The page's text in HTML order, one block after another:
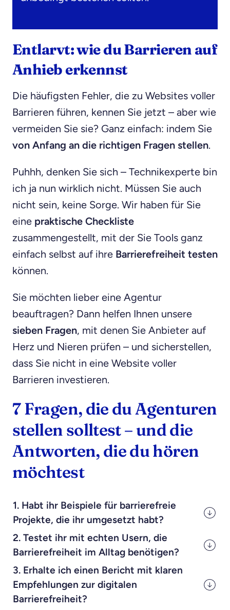
Entlarvt: wie du Barrieren auf
Anhieb erkennst
Die häufigsten Fehler, die zu Websites voller
Barrieren führen, kennen Sie jetzt – aber wie
vermeiden Sie sie? Ganz einfach: indem Sie
von Anfang an die richtigen Fragen stellen.
Puhhh, denken Sie sich – Technikexperte bin
ich ja nun wirklich nicht. Müssen Sie auch
nicht sein, keine Sorge. Wir haben für Sie
eine praktische Checkliste
zusammengestellt, mit der Sie Tools ganz
einfach selbst auf ihre Barrierefreiheit testen
können.
Sie möchten lieber eine Agentur
beauftragen? Dann helfen Ihnen unsere
sieben Fragen, mit denen Sie Anbieter auf
Herz und Nieren prüfen – und sicherstellen,
dass Sie nicht in eine Website voller
Barrieren investieren.
7 Fragen, die du Agenturen
stellen solltest – und die
Antworten, die du hören
möchtest
1. Habt ihr Beispiele für barrierefreie
Projekte, die ihr umgesetzt habt?
2. Testet ihr mit echten Usern, die
Barrierefreiheit im Alltag benötigen?
3. Erhalte ich einen Bericht mit klaren
Empfehlungen zur digitalen
Barrierefreiheit?